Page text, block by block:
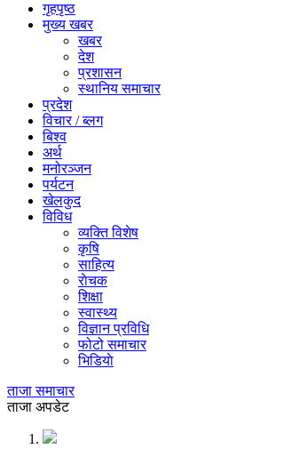
गृहपृष्ठ
मुख्य खबर
खबर
देश
प्रशासन
स्थानिय समाचार
प्रदेश
विचार / ब्लग
बिश्व
अर्थ
मनोरञ्जन
पर्यटन
खेलकुद
विविध
व्यक्ति विशेष
कृषि
साहित्य
राेचक
शिक्षा
स्वास्थ्य
विज्ञान प्रविधि
फोटो समाचार
भिडियाे
ताजा समाचार
ताजा अपडेट